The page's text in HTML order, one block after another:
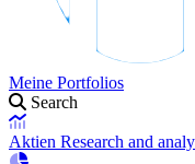
Meine Portfolios
Search
Aktien Research and